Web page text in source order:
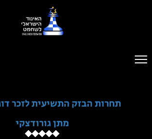
תחרות הבזק התשיעית לזכר
מתן גורודצקי